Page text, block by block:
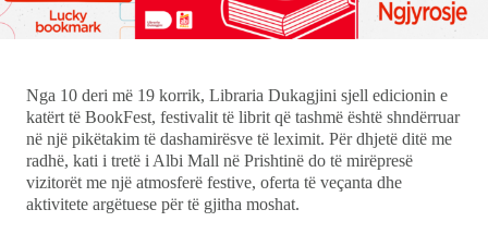
Teknologji
DuVideo
Nga 10 deri më 19 korrik, Libraria Dukagjini sjell edicionin e
katërt të BookFest, festivalit të librit që tashmë është shndërruar
në një pikëtakim të dashamirësve të leximit. Për dhjetë ditë me
radhë, kati i tretë i Albi Mall në Prishtinë do të mirëpresë
vizitorët me një atmosferë festive, oferta të veçanta dhe
aktivitete argëtuese për të gjitha moshat.